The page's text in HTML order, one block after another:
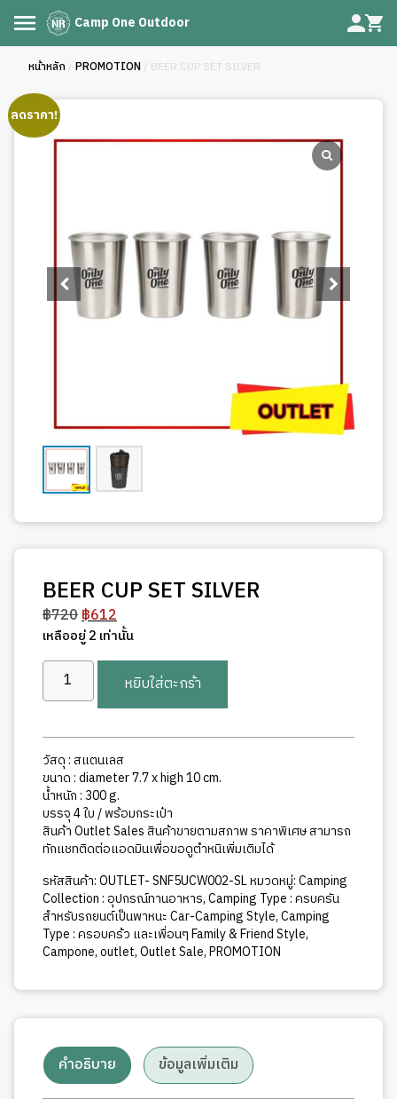
Camp One Outdoor
หน้าหลัก / PROMOTION / BEER CUP SET SILVER
ลดราคา!
BEER CUP SET SILVER
฿720Original
price
was:
฿612Current
price
is:
฿612.
เหลืออยู่ 2 เท่านั้น
จำนวน
BEER
SET
SILVER
ชิ้น
หยิบใส่ตะกร้า
วัสดุ : สแตนเลส
ขนาด : diameter 7.7 x high 10 cm.
น้ำหนัก : 300 g.
บรรจุ 4 ใบ​ / พร้อมกระเป๋า
สินค้า Outlet Sales สินค้าขายตามสภาพ ราคาพิเศษ สามารถ
ทักแชทติดต่อแอดมินเพื่อขอดูตำหนิเพิ่มเติมได้
รหัสสินค้า:OUTLET- SNF5UCW002-SLหมวดหมู่:Camping
Collection : อุปกรณ์ทานอาหาร,Camping Type : ครบครัน
สำหรับรถยนต์เป็นพาหนะ Car-Camping Style,Camping
Type : ครอบคร้ว และเพื่อนๆ Family & Friend Style,
Campone,outlet,Outlet Sale,PROMOTION
คำอธิบาย ข้อมูลเพิ่มเติม